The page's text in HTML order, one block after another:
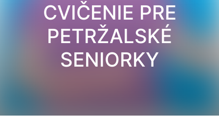
CVIČENIE PRE
PETRŽALSKÉ
SENIORKY